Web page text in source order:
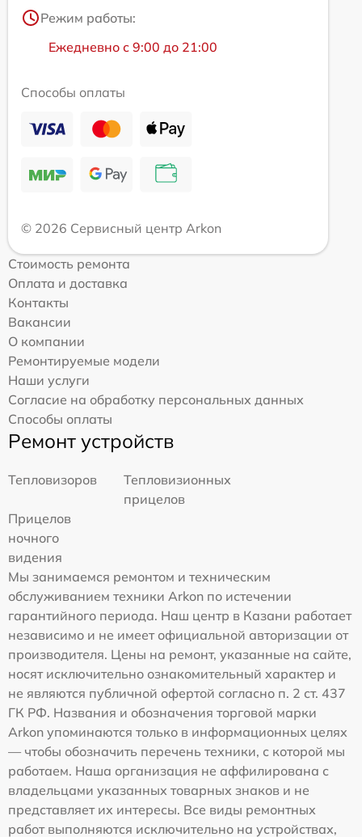
Режим работы:
Ежедневно с 9:00 до 21:00
Способы оплаты
© 2026 Сервисный центр Arkon
Стоимость ремонта
Оплата и доставка
Контакты
Вакансии
О компании
Ремонтируемые модели
Наши услуги
Согласие на обработку персональных данных
Способы оплаты
Ремонт устройств
Тепловизоров
Тепловизионных
прицелов
Прицелов
ночного
видения
Мы занимаемся ремонтом и техническим
обслуживанием техники Arkon по истечении
гарантийного периода. Наш центр в Казани работает
независимо и не имеет официальной авторизации от
производителя. Цены на ремонт, указанные на сайте,
носят исключительно ознакомительный характер и
не являются публичной офертой согласно п. 2 ст. 437
ГК РФ. Названия и обозначения торговой марки
Arkon упоминаются только в информационных целях
— чтобы обозначить перечень техники, с которой мы
работаем. Наша организация не аффилирована с
владельцами указанных товарных знаков и не
представляет их интересы. Все виды ремонтных
работ выполняются исключительно на устройствах,